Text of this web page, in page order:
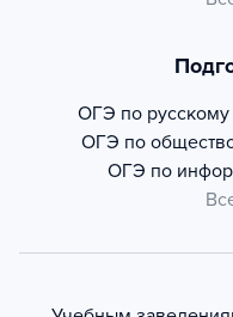
ОГЭ по русскому
ОГЭ по
ОГЭ по